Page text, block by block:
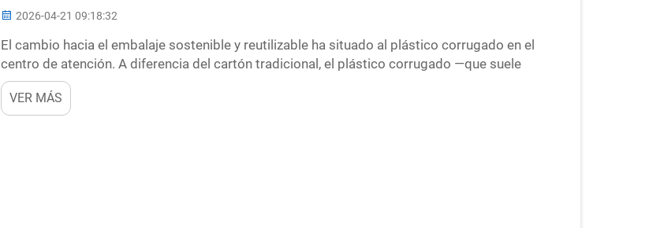
2026-04-21 09:18:32
El cambio hacia el embalaje sostenible y reutilizable ha situado al plástico corrugado en el
centro de atención. A diferencia del cartón tradicional, el plástico corrugado —que suele
fabricarse con polipropileno (PP) o polietileno (PE)— requiere un manejo especializado...
VER MÁS